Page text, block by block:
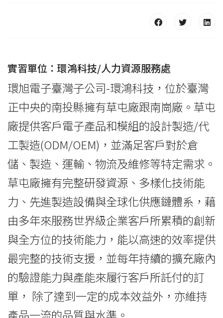
實習單位：環鴻科技/人力資源服務處
環旭電子臺灣子公司-環鴻科技，位於臺灣
正中央的南投縣擁有草屯廠跟南崗廠。草屯
廠提供客戶電子產品和模組的設計製造/代
工製造(ODM/OEM)，並滿足客戶對於倉
儲、製造、運輸、物流及維修等特定需求。
草屯廠擁有完整研發資源、多樣化技術能
力、先進製造設備與全球化供應鏈體系，藉
由多年來服務世界級企業客戶所累積的創新
與全方位的技術能力，能以高速的效率提供
最完整的技術支援，並每年持續的擴充廠內
的驗證能力與產能來履行客戶所託付的訂
單， 除了達到一定的成本效益外，亦維持
產品一流的品質與水準。